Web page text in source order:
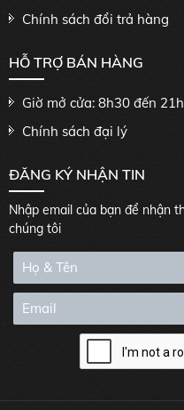
Chính sách đổi trả hàng
HỖ TRỢ BÁN HÀNG
Giờ mở cửa: 8h30 đến
Chính sách đại lý
ĐĂNG KÝ NHẬN TIN
Nhập email của bạn để nhận
chúng tôi